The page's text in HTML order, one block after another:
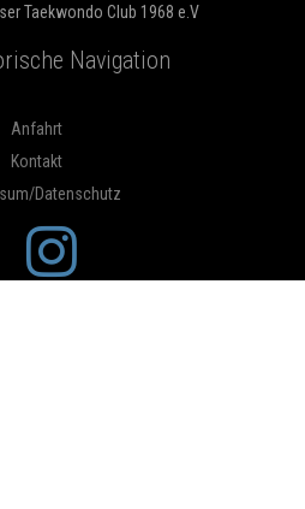
Taekwondo Club 1968 e.V
Navigation
Anfahrt
Kontakt
Datenschutz